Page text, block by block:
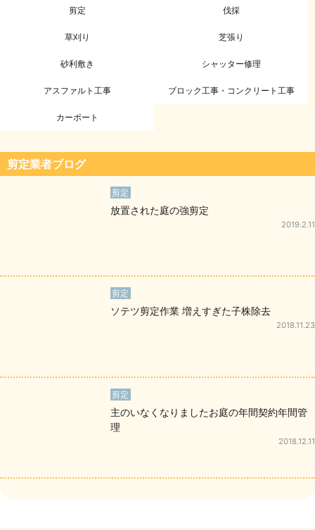
剪定 伐採
草刈り 芝張り
砂利敷き シャッター修理
アスファルト工事 ブロック工事・コンクリート工事
カーポート
剪定業者ブログ
剪定
放置された庭の強剪定
2019.2.11
剪定
ソテツ剪定作業 増えすぎた子株除去
2018.11.23
剪定
主のいなくなりましたお庭の年間契約年間管
理
2018.12.11